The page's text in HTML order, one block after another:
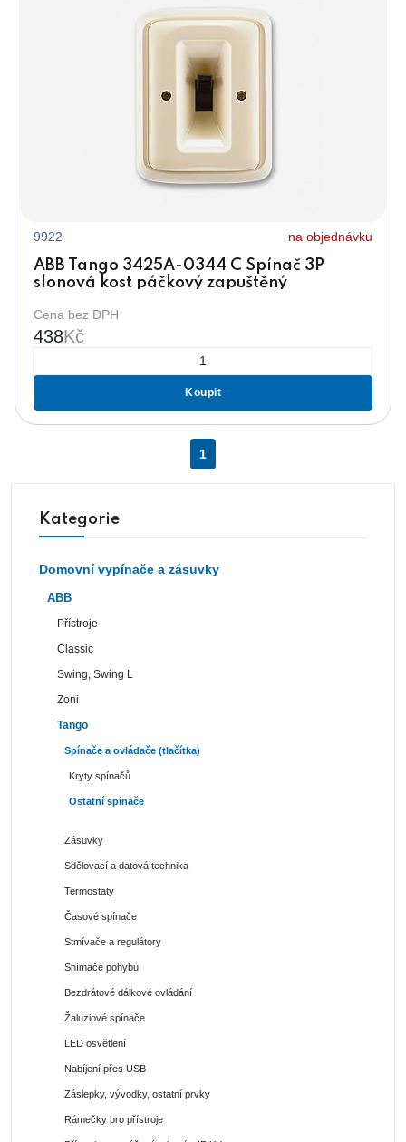
9922 na objednávku
ABB Tango 3425A-0344 C Spínač 3P
slonová kost páčkový zapuštěný
Cena bez DPH
438Kč
Koupit
1
Kategorie
Domovní vypínače a zásuvky
ABB
Přístroje
Classic
Swing, Swing L
Zoni
Tango
Spínače a ovládače (tlačítka)
Kryty spínačů
Ostatní spínače
Zásuvky
Sdělovací a datová technika
Termostaty
Časové spínače
Stmívače a regulátory
Snímače pohybu
Bezdrátové dálkové ovládání
Žaluziové spínače
LED osvětlení
Nabíjení přes USB
Záslepky, vývodky, ostatní prvky
Rámečky pro přístroje